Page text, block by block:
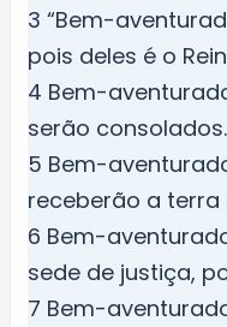
3 “Bem-
pois deles é o
4 Bem-
serão consolados.
5 Bem-
receberão a terra
6 Bem-
sede de justiça,
7 Bem-